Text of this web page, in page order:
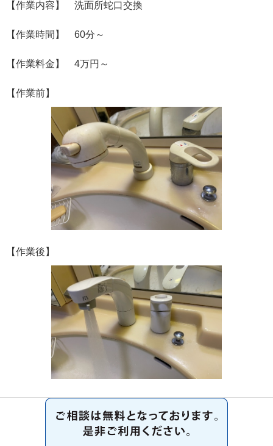
【作業内容】 洗面所蛇口交換
【作業時間】 60分～
【作業料金】 4万円～
【作業前】
【作業後】